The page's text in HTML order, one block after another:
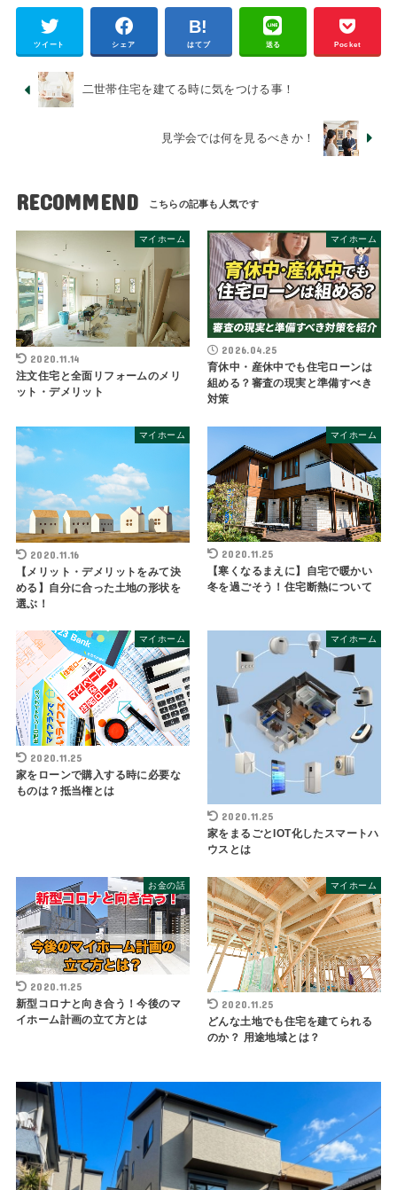
ツイート シェア はてブ 送る Pocket
二世帯住宅を建てる時に気をつける事！
見学会では何を見るべきか！
RECOMMEND
マイホーム
2020.11.14
注文住宅と全面リフォームのメリ
ット・デメリット
マイホーム
2026.04.25
育休中・産休中でも住宅ローンは
組める？審査の現実と準備すべき
対策
マイホーム
2020.11.16
【メリット・デメリットをみて決
める】自分に合った土地の形状を
選ぶ！
マイホーム
2020.11.25
【寒くなるまえに】自宅で暖かい
冬を過ごそう！住宅断熱について
マイホーム
2020.11.25
家をローンで購入する時に必要な
ものは？抵当権とは
マイホーム
2020.11.25
家をまるごとIOT化したスマートハ
ウスとは
お金の話
2020.11.25
新型コロナと向き合う！今後のマ
イホーム計画の立て方とは
マイホーム
2020.11.25
どんな土地でも住宅を建てられる
のか？ 用途地域とは？